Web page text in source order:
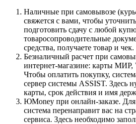
Наличные при самовывозе
свяжется с вами, чтобы
подготовить сдачу с любой
товаросопроводительные
средства, получаете товар и чек.
Безналичный расчет при
интернет-магазине: карты МИР,
Чтобы оплатить покупку,
сервер системы ASSIST. Здесь
карты, срок действия и имя
ЮMoney при онлайн-заказе.
система перенаправит вас на
сервиса. Здесь необходимо